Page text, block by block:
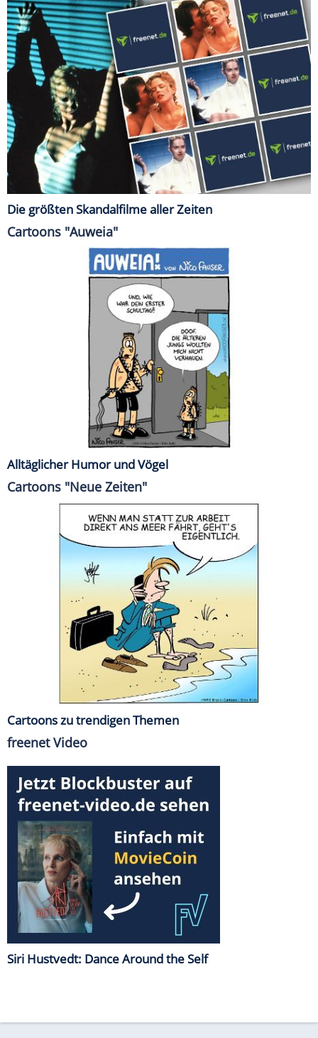
Die größten Skandalfilme aller Zeiten
Cartoons "Auweia"
Alltäglicher Humor und Vögel
Cartoons "Neue Zeiten"
Cartoons zu trendigen Themen
freenet Video
Siri Hustvedt: Dance Around the Self